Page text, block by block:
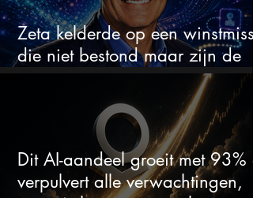
Zeta kelderde op een
die niet bestond maar zijn de
aandelen koopwaardig?
Dit AI-aandeel groeit met 93%
verpulvert alle verwachtingen,